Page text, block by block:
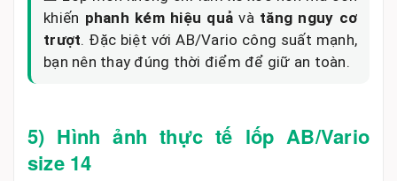
khiến phanh kém hiệu quả và tăng nguy cơ
trượt. Đặc biệt với AB/Vario công suất mạnh,
bạn nên thay đúng thời điểm để giữ an toàn.
5) Hình ảnh thực tế lốp AB/Vario
size 14